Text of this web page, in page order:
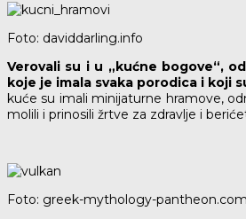
Foto: daviddarling.info
Verovali su i u „kućne bogove“,
koje je imala svaka porodica i koji
kuće su imali minijaturne hramove,
molili i prinosili žrtve za zdravlje i
Foto: greek-mythology-pantheon.com